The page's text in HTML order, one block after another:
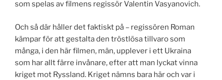
som spelas av filmens regissör Valentin Vasyanovich.
Och så där håller det faktiskt på – regissören Roman
kämpar för att gestalta den tröstlösa tillvaro som
många, i den här filmen, män, upplever i ett Ukraina
som har allt färre invånare, efter att man lyckat vinna
kriget mot Ryssland. Kriget nämns bara här och var i